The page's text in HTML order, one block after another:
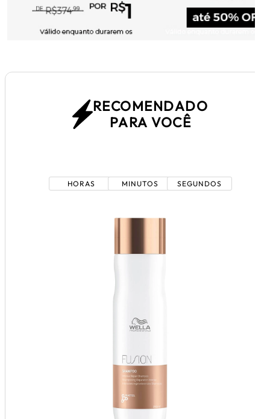
RECOMENDADO
PARA VOCÊ
HORAS MINUTOS SEGUNDOS